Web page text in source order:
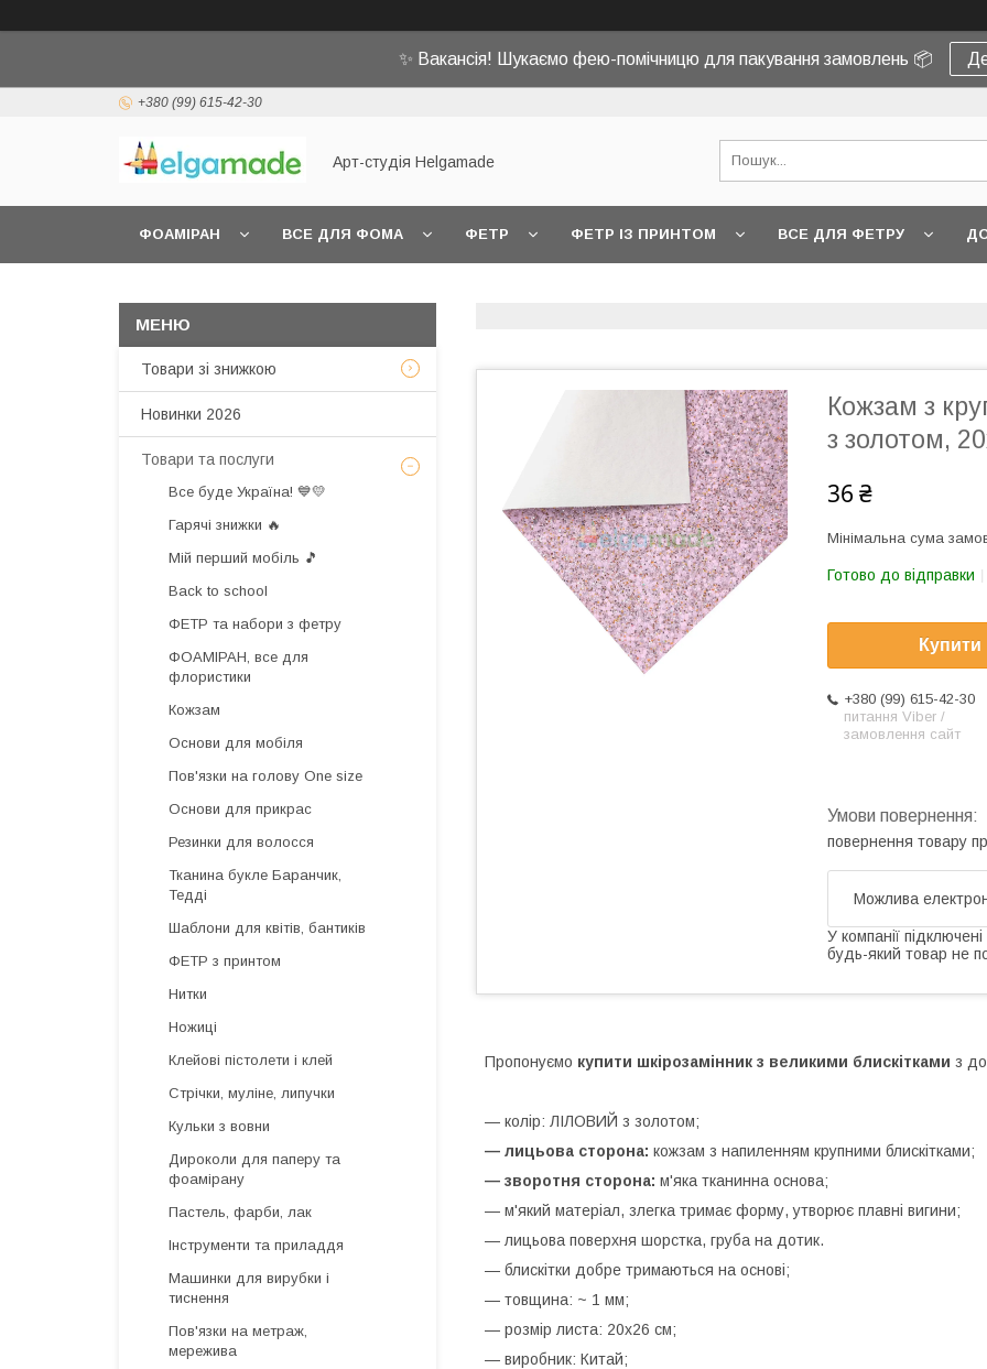
✨ Вакансія! Шукаємо фею-помічницю для пакування замовлень 📦
+380 (99) 615-42-30
Арт-студія Helgamade
ФОАМІРАН ВСЕ ДЛЯ ФОМА ФЕТР ФЕТР ІЗ ПРИНТОМ ВСЕ ДЛЯ ФЕТРУ
Кожзам з
з золотом,
36 ₴
Мінімальна сума
Готово до відправки
Купити
+380 (99) 615-42-30
питання Viber /
замовлення сайт
повернення товару
У компанії
будь-який товар не
Пропонуємо купити шкірозамінник з великими блискітками з
— колір: ЛІЛОВИЙ з золотом;
— лицьова сторона: кожзам з напиленням крупними блискітками;
— зворотня сторона: м'яка тканинна основа;
— м'який матеріал, злегка тримає форму, утворює плавні вигини;
— лицьова поверхня шорстка, груба на дотик.
— блискітки добре тримаються на основі;
— товщина: ~ 1 мм;
— розмір листа: 20х26 см;
— виробник: Китай;
Товари зі знижкою
Новинки 2026
Товари та послуги
Все буде Україна! 💙💛
Гарячі знижки 🔥
Мій перший мобіль 🎵
Back to school
ФЕТР та набори з фетру
ФОАМІРАН, все для
флористики
Кожзам
Основи для мобіля
Пов'язки на голову One size
Основи для прикрас
Резинки для волосся
Тканина букле Баранчик,
Тедді
Шаблони для квітів, бантиків
ФЕТР з принтом
Нитки
Ножиці
Клейові пістолети і клей
Стрічки, муліне, липучки
Кульки з вовни
Дироколи для паперу та
фоамірану
Пастель, фарби, лак
Інструменти та приладдя
Машинки для вирубки і
тиснення
Пов'язки на метраж,
мережива